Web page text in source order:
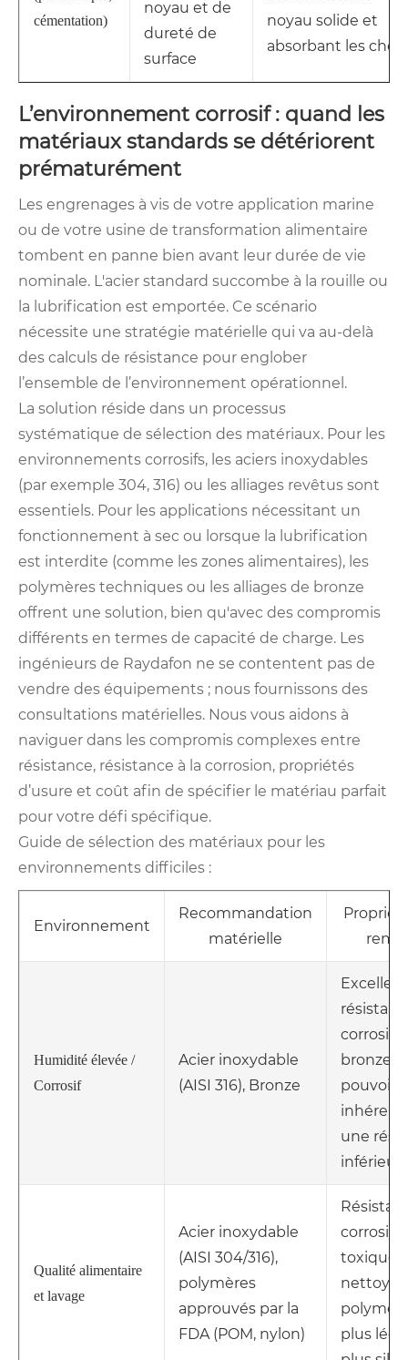
cémentation)
noyau et de
dureté de
surface
noyau solide et
absorbant les
L’environnement corrosif : quand les
matériaux standards se détériorent
prématurément
Les engrenages à vis de votre application marine
ou de votre usine de transformation alimentaire
tombent en panne bien avant leur durée de vie
nominale. L'acier standard succombe à la rouille ou
la lubrification est emportée. Ce scénario
nécessite une stratégie matérielle qui va au-delà
des calculs de résistance pour englober
l’ensemble de l’environnement opérationnel.
La solution réside dans un processus
systématique de sélection des matériaux. Pour les
environnements corrosifs, les aciers inoxydables
(par exemple 304, 316) ou les alliages revêtus sont
essentiels. Pour les applications nécessitant un
fonctionnement à sec ou lorsque la lubrification
est interdite (comme les zones alimentaires), les
polymères techniques ou les alliages de bronze
offrent une solution, bien qu'avec des compromis
différents en termes de capacité de charge. Les
ingénieurs de Raydafon ne se contentent pas de
vendre des équipements ; nous fournissons des
consultations matérielles. Nous vous aidons à
naviguer dans les compromis complexes entre
résistance, résistance à la corrosion, propriétés
d’usure et coût afin de spécifier le matériau parfait
pour votre défi spécifique.
Guide de sélection des matériaux pour les
environnements difficiles :
Environnement
Recommandation
matérielle
Humidité élevée /
Corrosif
Acier inoxydable
(AISI 316), Bronze
bronze a
pouvoir
inhérent
une
Qualité alimentaire
et lavage
Acier inoxydable
(AISI 304/316),
polymères
approuvés par la
FDA (POM, nylon)
toxique,
plus